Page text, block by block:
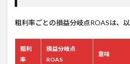
粗利率ごとの損益分岐点ROASは、
粗利
率
損益分岐点
ROAS
意味